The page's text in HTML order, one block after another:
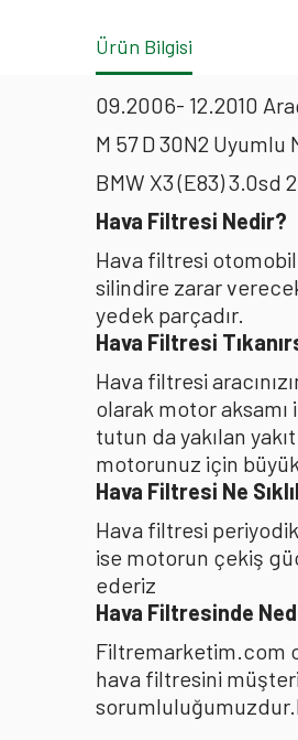
Ürün Bilgisi
09.2006- 12.2010
M 57 D 30N2 Uyumlu
BMW X3 (E83) 3.0sd
Hava Filtresi Nedir?
Hava filtresi
silindire zarar
yedek parçadır.
Hava Filtresi
Hava filtresi
olarak motor
tutun da yakılan
motorunuz için
Hava Filtresi Ne
Hava filtresi
ise motorun çekiş
ederiz
Hava Filtresinde
Filtremarketim.com
hava filtresini